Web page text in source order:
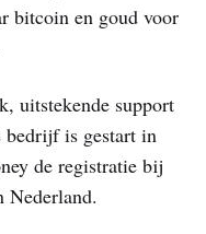
bitcoin en goud voor
uitstekende support
bedrijf is gestart in
de registratie bij